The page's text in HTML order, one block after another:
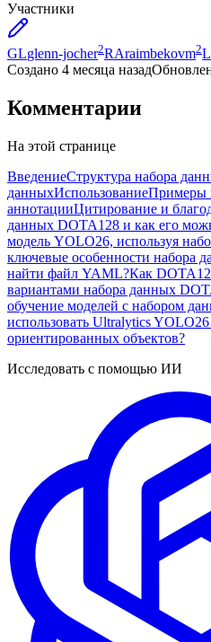
Участники
GLglenn-jocher2RAraimbekovm2
Создано 4 месяца назад
Комментарии
На этой странице
ВведениеСтруктура набора
данныхИспользованиеПримеры
аннотацииЦитирование и
данных DOTA128 и как его
модель YOLO26, используя
ключевые особенности набора
найти файл YAML?Как
вариантами набора данных
обучение моделей с набором
использовать Ultralytics
ориентированных объектов?
Исследовать с помощью ИИ